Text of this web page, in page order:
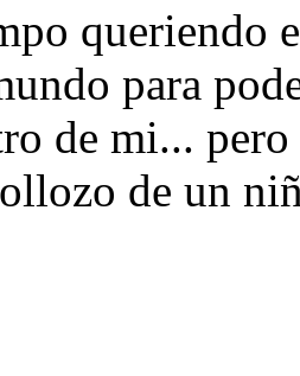
queriendo
para
de mi... pero
de un